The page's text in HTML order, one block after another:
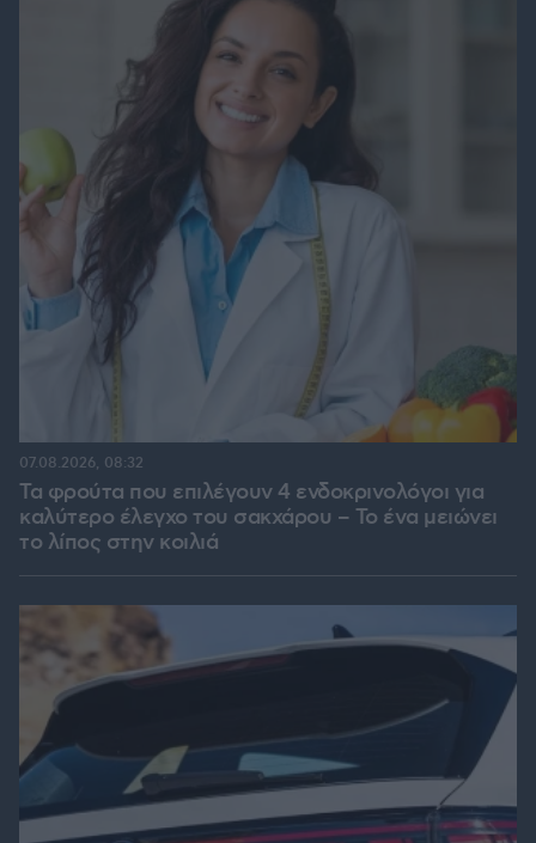
Τα φρούτα που επιλέγουν 4 ενδοκρινολόγοι για
καλύτερο έλεγχο του σακχάρου – Το ένα μειώνει
το λίπος στην κοιλιά
07.08.2026, 08:32